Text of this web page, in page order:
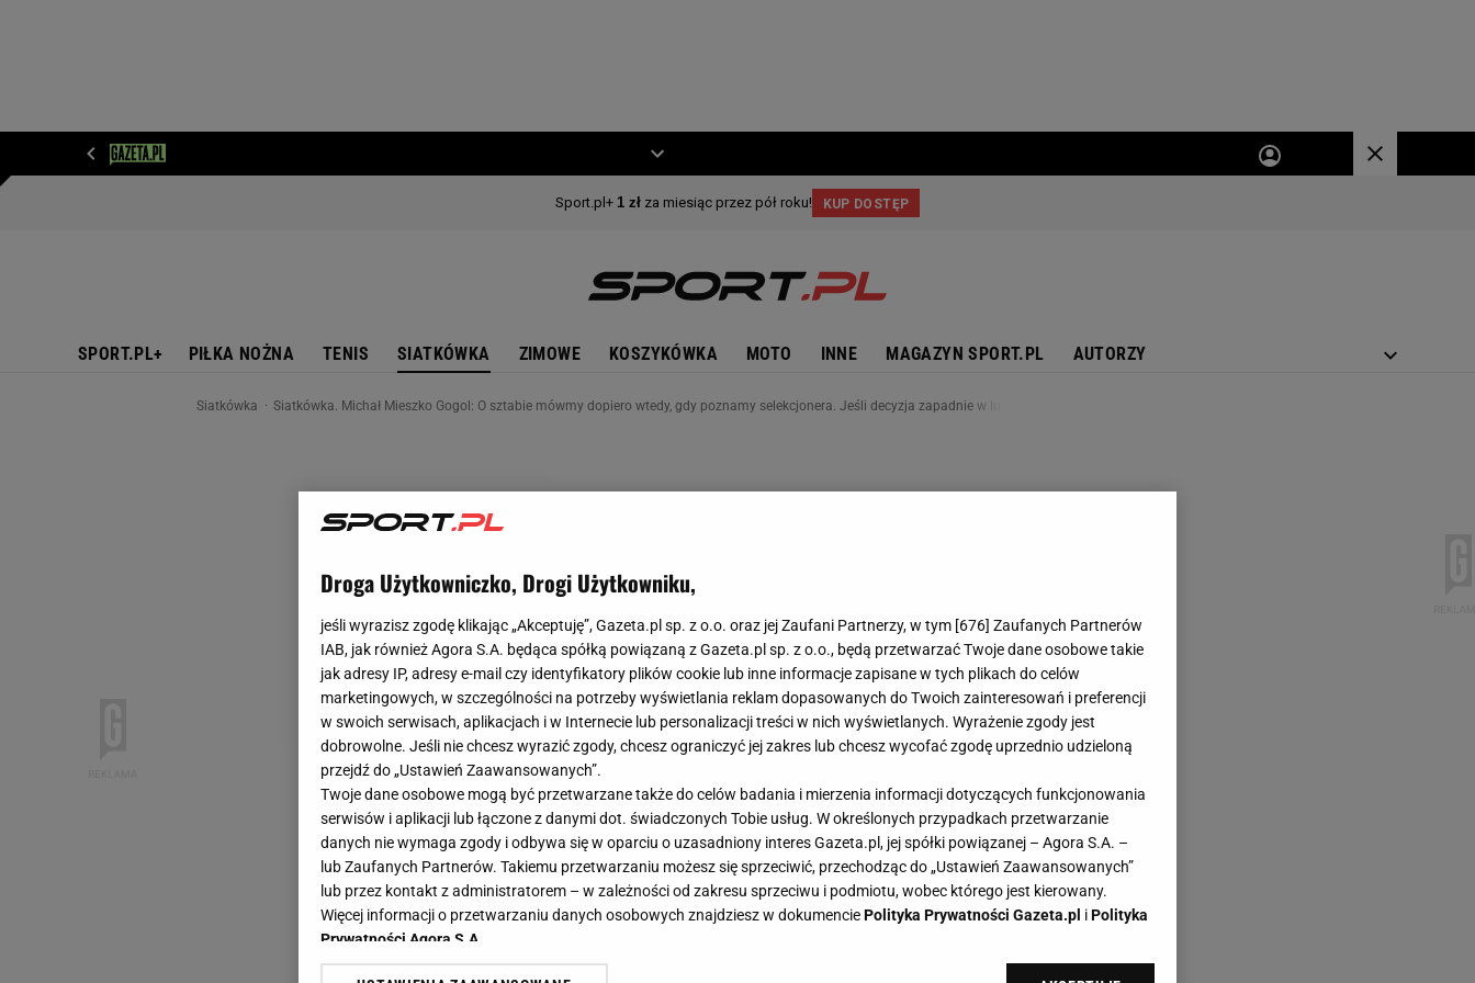
SPORT.PL+ PIŁKA NOŻNA TENIS SIATKÓWKA ZIMOWE KOSZYKÓWKA MOTO INNE MAGAZYN SPORT.PL AUTORZY
Siatkówka Siatkówka. Michał Mieszko Gogol: O sztabie mówmy dopiero wtedy, gdy poznamy selekcjonera. Jeśli decyzja zapadnie w lutym, to czasu zostanie niewiele
Droga Użytkowniczko, Drogi Użytkowniku,
jeśli wyrazisz zgodę klikając „Akceptuję”, Gazeta.pl sp. z o.o. oraz jej Zaufani Partnerzy, w tym [676] Zaufanych Partnerów
IAB, jak również Agora S.A. będąca spółką powiązaną z Gazeta.pl sp. z o.o., będą przetwarzać Twoje dane osobowe takie
jak adresy IP, adresy e-mail czy identyfikatory plików cookie lub inne informacje zapisane w tych plikach do celów
marketingowych, w szczególności na potrzeby wyświetlania reklam dopasowanych do Twoich zainteresowań i preferencji
w swoich serwisach, aplikacjach i w Internecie lub personalizacji treści w nich wyświetlanych. Wyrażenie zgody jest
dobrowolne. Jeśli nie chcesz wyrazić zgody, chcesz ograniczyć jej zakres lub chcesz wycofać zgodę uprzednio udzieloną
przejdź do „Ustawień Zaawansowanych”.
Twoje dane osobowe mogą być przetwarzane także do celów badania i mierzenia informacji dotyczących funkcjonowania
serwisów i aplikacji lub łączone z danymi dot. świadczonych Tobie usług. W określonych przypadkach przetwarzanie
danych nie wymaga zgody i odbywa się w oparciu o uzasadniony interes Gazeta.pl, jej spółki powiązanej – Agora S.A. –
lub Zaufanych Partnerów. Takiemu przetwarzaniu możesz się sprzeciwić, przechodząc do „Ustawień Zaawansowanych”
lub przez kontakt z administratorem – w zależności od zakresu sprzeciwu i podmiotu, wobec którego jest kierowany.
Więcej informacji o przetwarzaniu danych osobowych znajdziesz w dokumenciePolityka Prywatności Gazeta.pl iPolityka
Prywatności Agora S.A.